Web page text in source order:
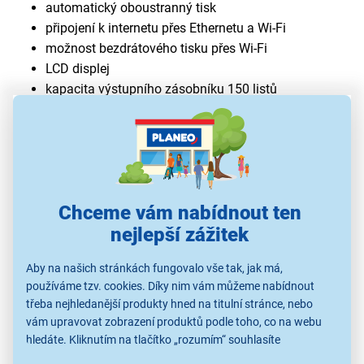
Chceme vám nabídnout ten
nejlepší zážitek
Aby na našich stránkách fungovalo vše tak, jak má,
používáme tzv. cookies. Díky nim vám můžeme nabídnout
třeba nejhledanější produkty hned na titulní stránce, nebo
vám upravovat zobrazení produktů podle toho, co na webu
hledáte. Kliknutím na tlačítko „rozumím“ souhlasíte
automatický oboustranný tisk
připojení k internetu přes Ethernetu a Wi-Fi
možnost bezdrátového tisku přes Wi-Fi
LCD displej
kapacita výstupního zásobníku 150 listů
Rychlý tisk pro náročné úkoly
Čekání na vytištěné dokumenty je už minulostí.